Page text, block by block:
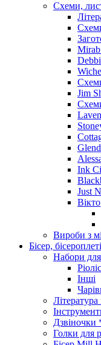
Схеми,
Jim
Ink
Just
Вироби з
Бісер,
Набори для
Інші
Дзвіночки
Голки для